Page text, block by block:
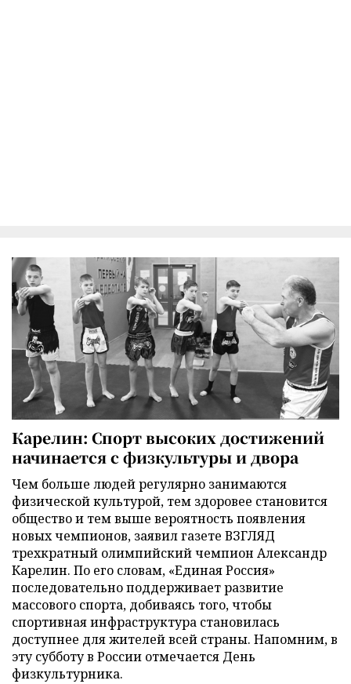
Карелин: Спорт высоких достижений
начинается с физкультуры и двора
Чем больше людей регулярно занимаются
физической культурой, тем здоровее становится
общество и тем выше вероятность появления
новых чемпионов, заявил газете ВЗГЛЯД
трехкратный олимпийский чемпион Александр
Карелин. По его словам, «Единая Россия»
последовательно поддерживает развитие
массового спорта, добиваясь того, чтобы
спортивная инфраструктура становилась
доступнее для жителей всей страны. Напомним, в
эту субботу в России отмечается День
физкультурника.